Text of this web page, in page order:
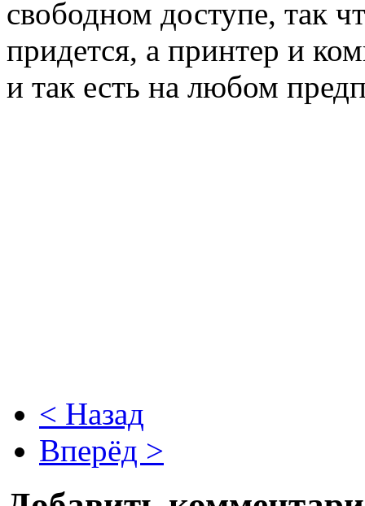
свободном доступе, так
придется, а принтер и
и так есть на любом
< Назад
Вперёд >